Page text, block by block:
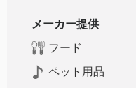
メーカー提供
フード
ペット用品